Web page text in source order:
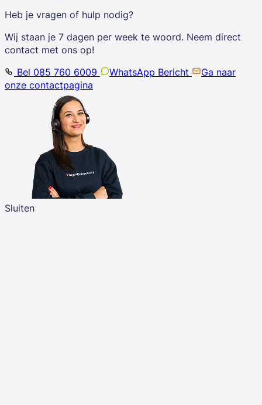
Heb je vragen of hulp nodig?
Wij staan je 7 dagen per week te woord. Neem direct
contact met ons op!
Bel 085 760 6009
WhatsApp Bericht
Ga naar
onze contactpagina
Sluiten